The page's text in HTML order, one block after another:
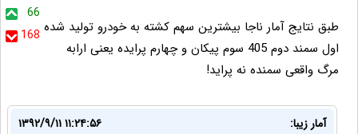
66
168 طبق نتایج آمار ناجا بیشترین سهم کشته به خودرو تولید شده
اول سمند دوم 405 سوم پیکان و چهارم پرایده یعنی ارابه
مرگ واقعی سمنده نه پراید!
آمار زیبا:
۱۳۹۲/۹/۱۱ ۱۱:۲۴:۵۶